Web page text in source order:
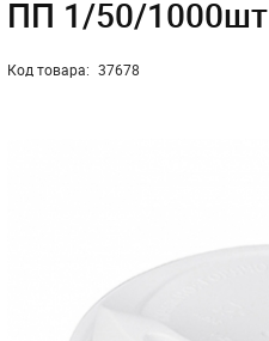
ПП 1/50/1000шт
Код товара: 37678